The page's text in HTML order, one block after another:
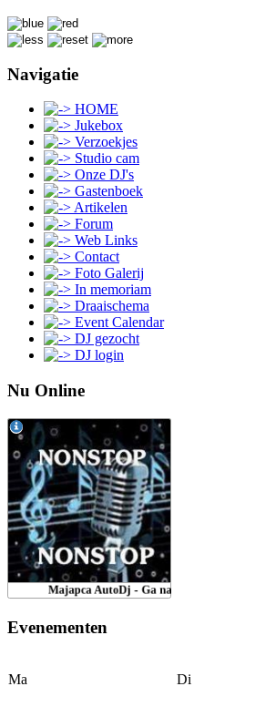
Navigatie
HOME
Jukebox
Verzoekjes
Studio cam
Onze DJ's
Gastenboek
Artikelen
Forum
Web Links
Contact
Foto Galerij
In memoriam
Draaischema
Event Calendar
DJ gezocht
DJ login
Nu Online
Evenementen
Ma
Di